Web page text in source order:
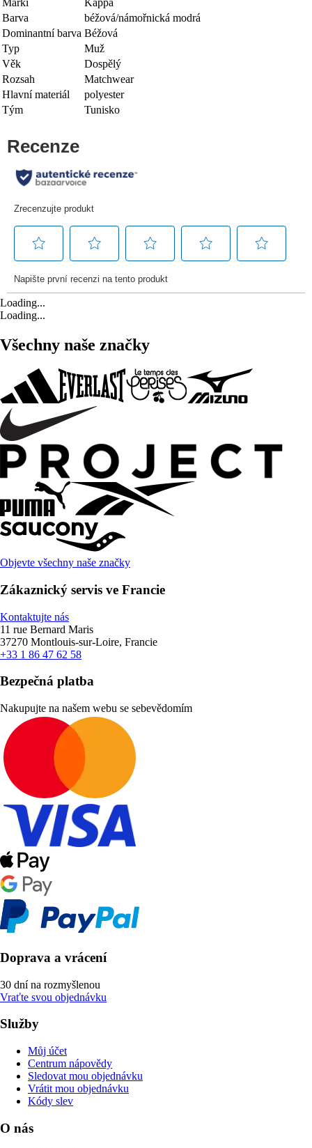
Marki
Kappa
Barva
béžová/námořnická modrá
Dominantní barva Béžová
Typ
Muž
Věk
Dospělý
Rozsah
Matchwear
Hlavní materiál
polyester
Tým
Tunisko
Loading...
Loading...
Všechny naše značky
Objevte všechny naše značky
Zákaznický servis ve Francie
Kontaktujte nás
11 rue Bernard Maris
37270 Montlouis-sur-Loire, Francie
+33 1 86 47 62 58
Bezpečná platba
Nakupujte na našem webu se sebevědomím
Doprava a vrácení
30 dní na rozmyšlenou
Vraťte svou objednávku
Služby
Můj účet
Centrum nápovědy
Sledovat mou objednávku
Vrátit mou objednávku
Kódy slev
O nás